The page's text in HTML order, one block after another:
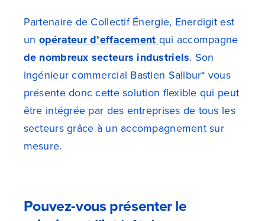
Partenaire de Collectif Énergie, Enerdigit est
un opérateur d’effacement qui accompagne
de nombreux secteurs industriels. Son
ingénieur commercial Bastien Salibur* vous
présente donc cette solution flexible qui peut
être intégrée par des entreprises de tous les
secteurs grâce à un accompagnement sur
mesure.
Pouvez-vous présenter le